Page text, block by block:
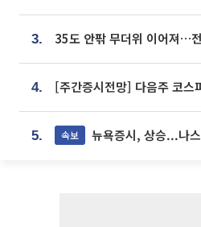
3.
4.
5. 속보 뉴욕증시, 상승...나